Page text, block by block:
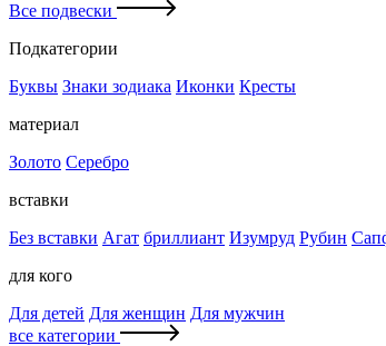
Все подвески
Подкатегории
Буквы Знаки зодиака Иконки Кресты
материал
Золото Серебро
вставки
Без вставки Агат бриллиант Изумруд Рубин
для кого
Для детей Для женщин Для мужчин
все категории